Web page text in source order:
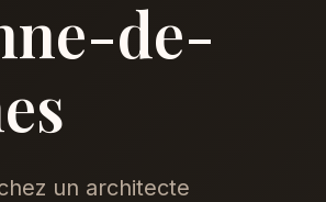
de-
un architecte